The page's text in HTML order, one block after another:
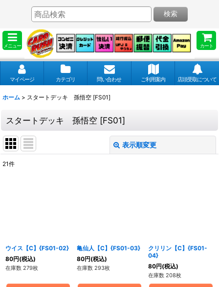
メニュー カート
検索
マイページ カテゴリ 問い合わせ ご利用案内 店頭受取について
ホーム > スタートデッキ 孫悟空 [FS01]
スタートデッキ 孫悟空 [FS01]
表示順変更
21件
ウイス【C】{FS01-02}
80円(税込)
在庫数 279枚
亀仙人【C】{FS01-03}
80円(税込)
在庫数 293枚
クリリン【C】{FS01-
04}
80円(税込)
在庫数 208枚